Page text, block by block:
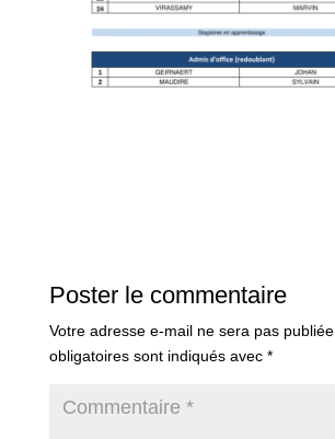
Poster le commentaire
Votre adresse e-mail ne sera pas publiée.
obligatoires sont indiqués avec *